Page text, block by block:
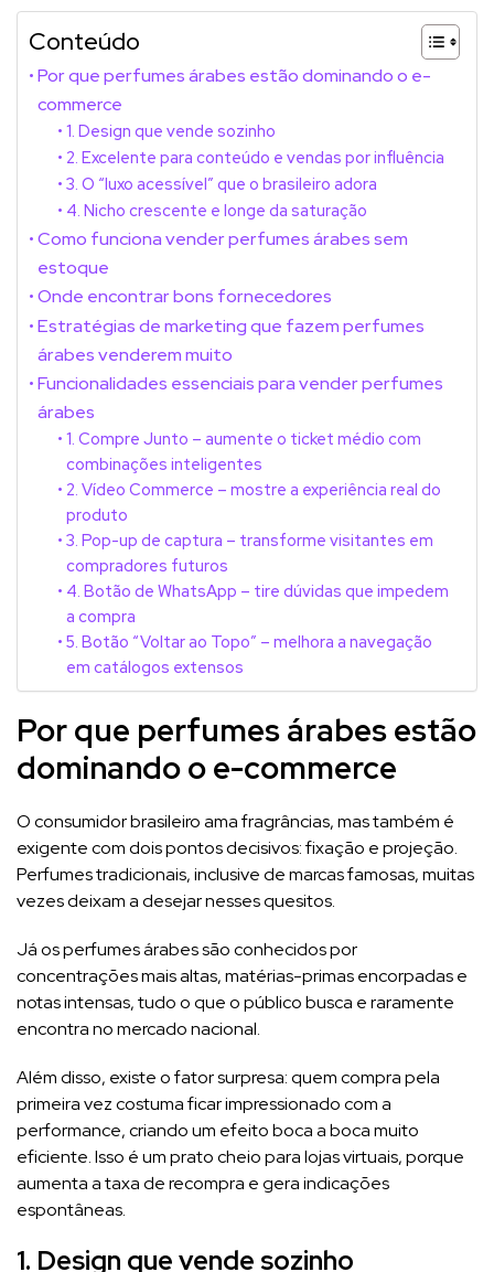
Conteúdo
Por que perfumes árabes estão dominando o e-
commerce
1. Design que vende sozinho
2. Excelente para conteúdo e vendas por influência
3. O “luxo acessível” que o brasileiro adora
4. Nicho crescente e longe da saturação
Como funciona vender perfumes árabes sem
estoque
Onde encontrar bons fornecedores
Estratégias de marketing que fazem perfumes
árabes venderem muito
Funcionalidades essenciais para vender perfumes
árabes
1. Compre Junto – aumente o ticket médio com
combinações inteligentes
2. Vídeo Commerce – mostre a experiência real do
produto
3. Pop-up de captura – transforme visitantes em
compradores futuros
4. Botão de WhatsApp – tire dúvidas que impedem
a compra
5. Botão “Voltar ao Topo” – melhora a navegação
em catálogos extensos
Por que perfumes árabes estão
dominando o e-commerce
O consumidor brasileiro ama fragrâncias, mas também é
exigente com dois pontos decisivos: fixação e projeção.
Perfumes tradicionais, inclusive de marcas famosas, muitas
vezes deixam a desejar nesses quesitos.
Já os perfumes árabes são conhecidos por
concentrações mais altas, matérias-primas encorpadas e
notas intensas, tudo o que o público busca e raramente
encontra no mercado nacional.
Além disso, existe o fator surpresa: quem compra pela
primeira vez costuma ficar impressionado com a
performance, criando um efeito boca a boca muito
eficiente. Isso é um prato cheio para lojas virtuais, porque
aumenta a taxa de recompra e gera indicações
espontâneas.
1. Design que vende sozinho